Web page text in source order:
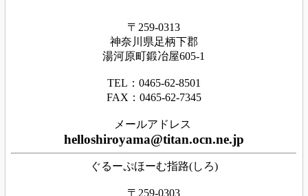
〒259-0313
神奈川県足柄下郡
湯河原町鍛冶屋605-1
TEL：0465‐62‐8501
FAX：0465‐62‐7345
メールアドレス
helloshiroyama@titan.ocn.ne.jp
ぐるーぷほーむ指路(しろ)
〒259-0303